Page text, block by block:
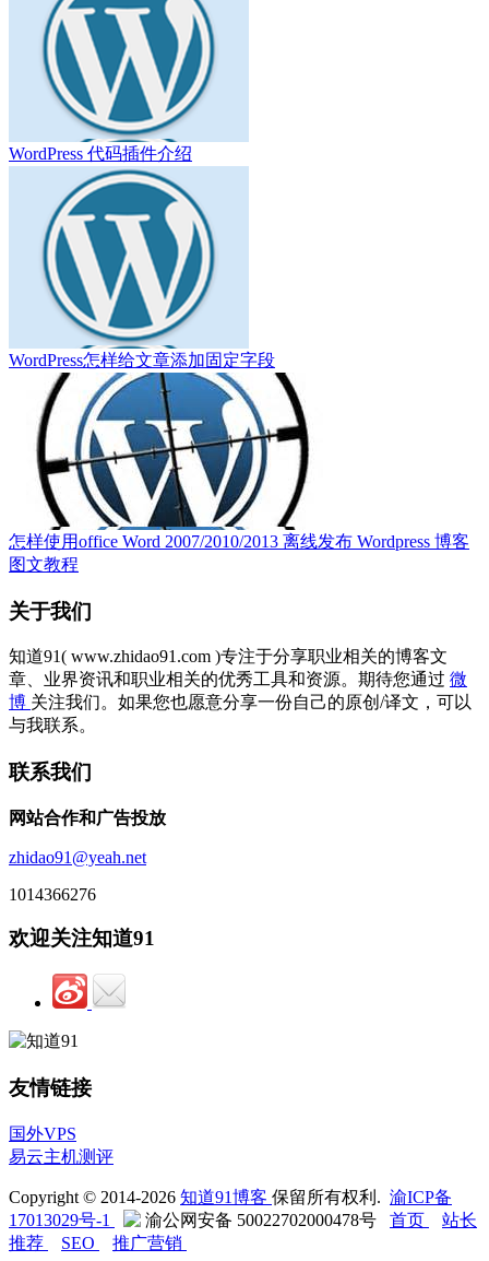
WordPress 代码插件介绍
WordPress怎样给文章添加固定字段
怎样使用office Word 2007/2010/2013 离线发布 Wordpress 博客
图文教程
关于我们
知道91( www.zhidao91.com )专注于分享职业相关的博客文
章、业界资讯和职业相关的优秀工具和资源。期待您通过 微
博 关注我们。如果您也愿意分享一份自己的原创/译文，可以
与我联系。
联系我们
网站合作和广告投放
zhidao91@yeah.net
1014366276
欢迎关注知道91
友情链接
国外VPS
易云主机测评
Copyright © 2014-2026 知道91博客 保留所有权利. 渝ICP备
17013029号-1
渝公网安备 50022702000478号 首页
站长
推荐
SEO 推广营销